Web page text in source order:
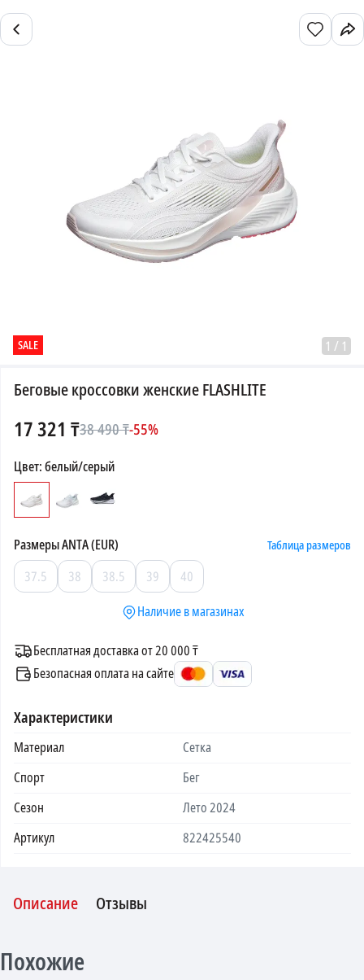
SALE 1 / 1
Беговые кроссовки женские FLASHLITE
17 321 ₸38 490₸-55%
Цвет:белый/серый
РазмерыANTA (EUR) Таблица размеров
37.5 38 38.5 39
40
Наличие в магазинах
Бесплатная доставка от 20 000 ₸
Безопасная оплата на сайте
Характеристики
Материал
Сетка
Спорт
Бег
Сезон
Лето 2024
Артикул
822425540
Описание Отзывы
Похожие